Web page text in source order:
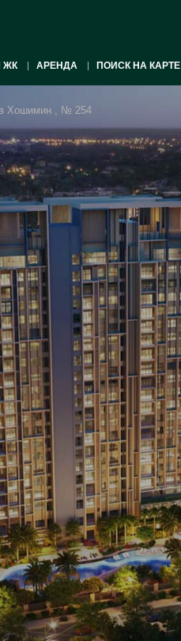
ЖК АРЕНДА ПОИСК НА КАРТЕ
Хошимин , № 254